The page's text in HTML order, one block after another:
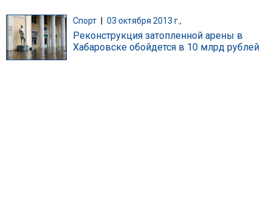
Спорт 03 октября 2013 г.,
Реконструкция затопленной арены в
Хабаровске обойдется в 10 млрд рублей